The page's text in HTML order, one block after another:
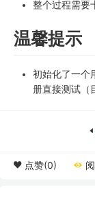
整个过程需要
温馨提示
初始化了一个
册直接测试（
点赞(0)